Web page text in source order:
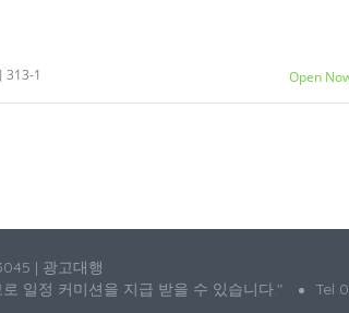
313-1 Open
| 광고대행
일정 커미션을 지급 받을 수 있습니다."
Tel